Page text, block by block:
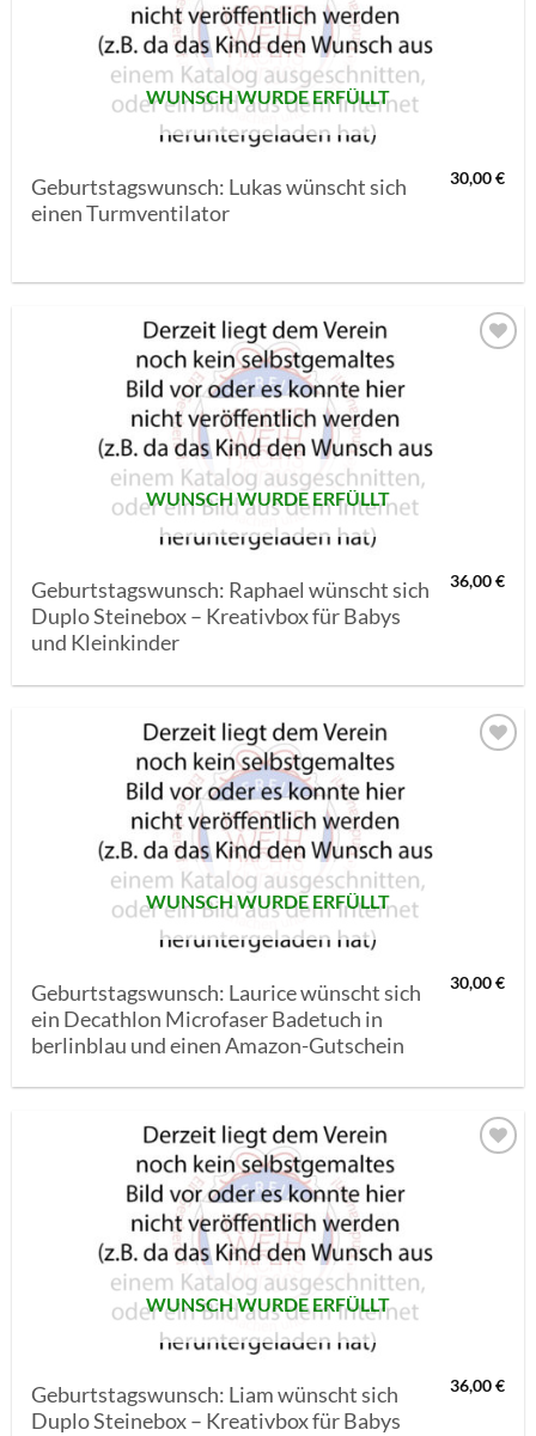
WUNSCH WURDE ERFÜLLT
Geburtstagswunsch: Lukas wünscht sich
einen Turmventilator
30,00€
WUNSCH WURDE ERFÜLLT
Geburtstagswunsch: Raphael wünscht sich
Duplo Steinebox – Kreativbox für Babys
und Kleinkinder
36,00€
WUNSCH WURDE ERFÜLLT
Geburtstagswunsch: Laurice wünscht sich
ein Decathlon Microfaser Badetuch in
berlinblau und einen Amazon-Gutschein
30,00€
WUNSCH WURDE ERFÜLLT
Geburtstagswunsch: Liam wünscht sich
Duplo Steinebox – Kreativbox für Babys
36,00€